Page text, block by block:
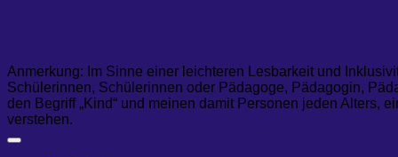
Anmerkung: Im Sinne einer leichteren Lesbarkeit und
Schülerinnen, Schülerinnen oder Pädagoge, Pädagogin,
den Begriff „Kind“ und meinen damit Personen jeden Alters,
verstehen.